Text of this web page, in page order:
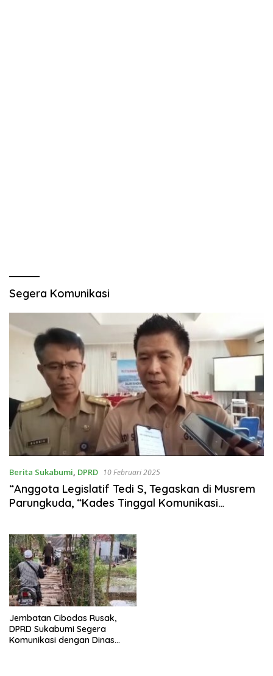
Segera Komunikasi
Berita Sukabumi, DPRD 10 Februari 2025
“Anggota Legislatif Tedi S, Tegaskan di Musrem
Parungkuda, “Kades Tinggal Komunikasi
Jembatan Cibodas Rusak,
DPRD Sukabumi Segera
Komunikasi dengan Dinas